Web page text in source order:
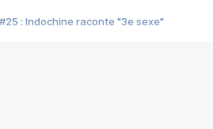
#25 : Indochine raconte "3e sexe"